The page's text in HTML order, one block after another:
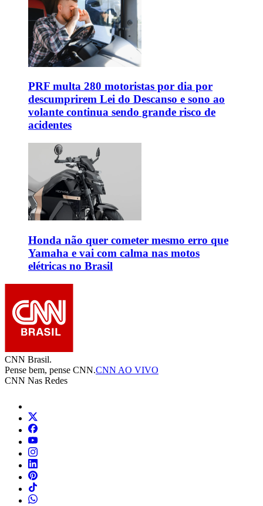
PRF multa 280 motoristas por dia por
descumprirem Lei do Descanso e sono ao
volante continua sendo grande risco de
acidentes
Honda não quer cometer mesmo erro que
Yamaha e vai com calma nas motos
elétricas no Brasil
CNN Brasil.
Pense bem, pense CNN.CNN AO VIVO
CNN Nas Redes